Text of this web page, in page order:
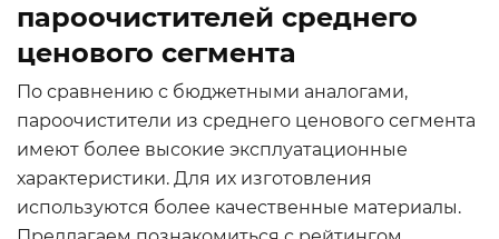
пароочистителей среднего
ценового сегмента
По сравнению с бюджетными аналогами,
пароочистители из среднего ценового сегмента
имеют более высокие эксплуатационные
характеристики. Для их изготовления
используются более качественные материалы.